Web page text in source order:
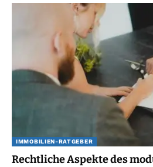
IMMOBILIEN-RATGEBER
Rechtliche Aspekte des